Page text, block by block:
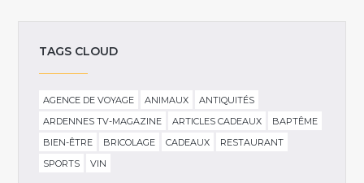
TAGS CLOUD
AGENCE DE VOYAGE ANIMAUX
ANTIQUITÉS
ARDENNES TV-MAGAZINE
ARTICLES CADEAUX
BAPTÊME
BIEN-ÊTRE
BRICOLAGE CADEAUX
RESTAURANT
SPORTS
VIN